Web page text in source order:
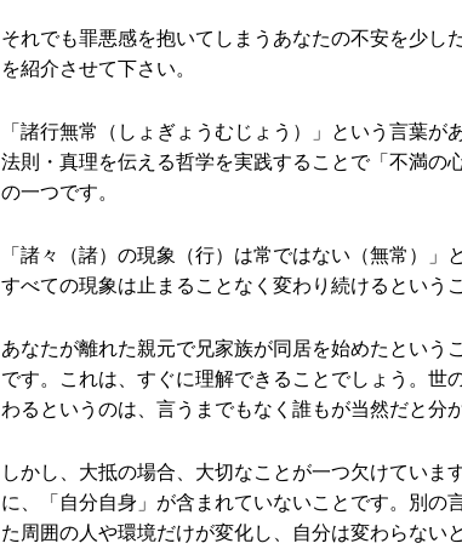
それでも罪悪感を抱いてしまうあなたの不安を少し
を紹介させて下さい。
「諸行無常（しょぎょうむじょう）」という言葉が
法則・真理を伝える哲学を実践することで「不満の
の一つです。
「諸々（諸）の現象（行）は常ではない（無常）」
すべての現象は止まることなく変わり続けるという
あなたが離れた親元で兄家族が同居を始めたという
です。これは、すぐに理解できることでしょう。世
わるというのは、言うまでもなく誰もが当然だと分
しかし、大抵の場合、大切なことが一つ欠けていま
に、「自分自身」が含まれていないことです。別の
た周囲の人や環境だけが変化し、自分は変わらない